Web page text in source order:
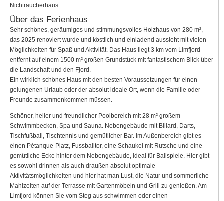
Nichtraucherhaus
Über das Ferienhaus
Sehr schönes, geräumiges und stimmungsvolles Holzhaus von 280 m²,
das 2025 renoviert wurde und köstlich und einladend aussieht mit vielen
Möglichkeiten für Spaß und Aktivität. Das Haus liegt 3 km vom Limfjord
entfernt auf einem 1500 m² großen Grundstück mit fantastischem Blick über
die Landschaft und den Fjord.
Ein wirklich schönes Haus mit den besten Voraussetzungen für einen
gelungenen Urlaub oder der absolut ideale Ort, wenn die Familie oder
Freunde zusammenkommen müssen.
Schöner, heller und freundlicher Poolbereich mit 28 m² großem
Schwimmbecken, Spa und Sauna. Nebengebäude mit Billard, Darts,
Tischfußball, Tischtennis und gemütlicher Bar. Im Außenbereich gibt es
einen Pétanque-Platz, Fussballtor, eine Schaukel mit Rutsche und eine
gemütliche Ecke hinter dem Nebengebäude, ideal für Ballspiele. Hier gibt
es sowohl drinnen als auch draußen absolut optimale
Aktivitätsmöglichkeiten und hier hat man Lust, die Natur und sommerliche
Mahlzeiten auf der Terrasse mit Gartenmöbeln und Grill zu genießen. Am
Limfjord können Sie vom Steg aus schwimmen oder einen